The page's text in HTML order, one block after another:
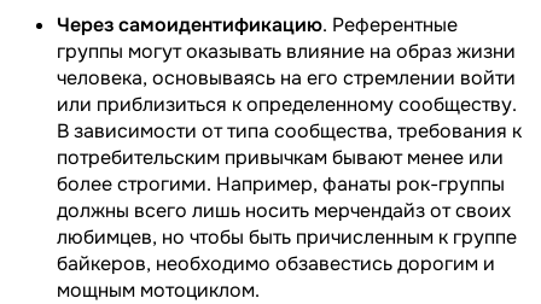
Через самоидентификацию. Референтные
группы могут оказывать влияние на образ жизни
человека, основываясь на его стремлении войти
или приблизиться к определенному сообществу.
В зависимости от типа сообщества, требования к
потребительским привычкам бывают менее или
более строгими. Например, фанаты рок-группы
должны всего лишь носить мерчендайз от своих
любимцев, но чтобы быть причисленным к группе
байкеров, необходимо обзавестись дорогим и
мощным мотоциклом.